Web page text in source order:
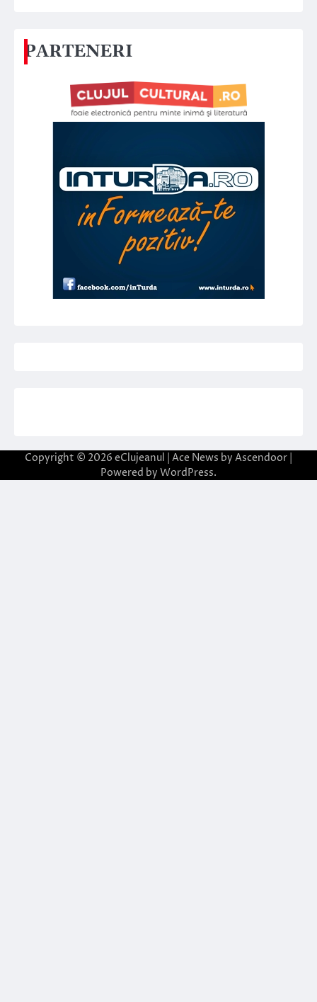
PARTENERI
Copyright © 2026 eClujeanul | Ace News by Ascendoor
Powered by WordPress.